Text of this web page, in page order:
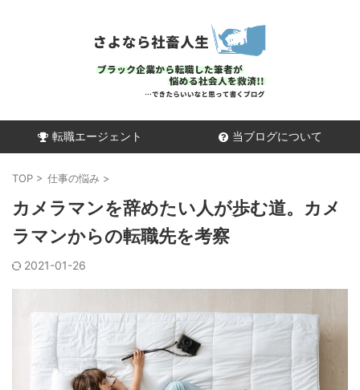
転職エージェント 当ブログについて
TOP > 仕事の悩み >
カメラマンを辞めたい人が歩む道。カメ
ラマンからの転職先を考察
2021-01-26